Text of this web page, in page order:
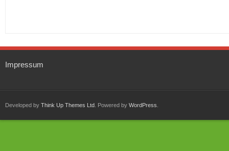
Impressum
Developed by Think Up Themes Ltd . Powered by WordPress